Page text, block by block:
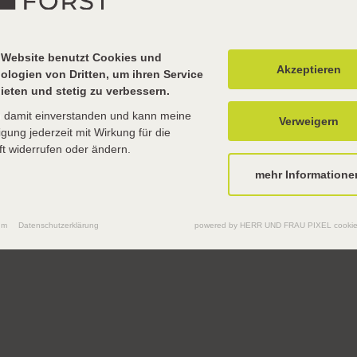
Dort gab es bei schönstem Wetter viel zu
können. Dieser Ausflug war eine gelungene
und Schülern die Möglichkeit, neue
besonderes Highlight war das Tropenhaus mit den
Ein Lori flog einem Schüler auf die Hand um die
Website benutzt Cookies und
von Dritten, um ihren Service
und stetig zu verbessern.
damit einverstanden und kann meine
jederzeit mit Wirkung für die
widerrufen oder ändern.
Akzeptieren
Verweigern
mehr
Datenschutzerklärung powered by HERR UND FRAU PIXEL